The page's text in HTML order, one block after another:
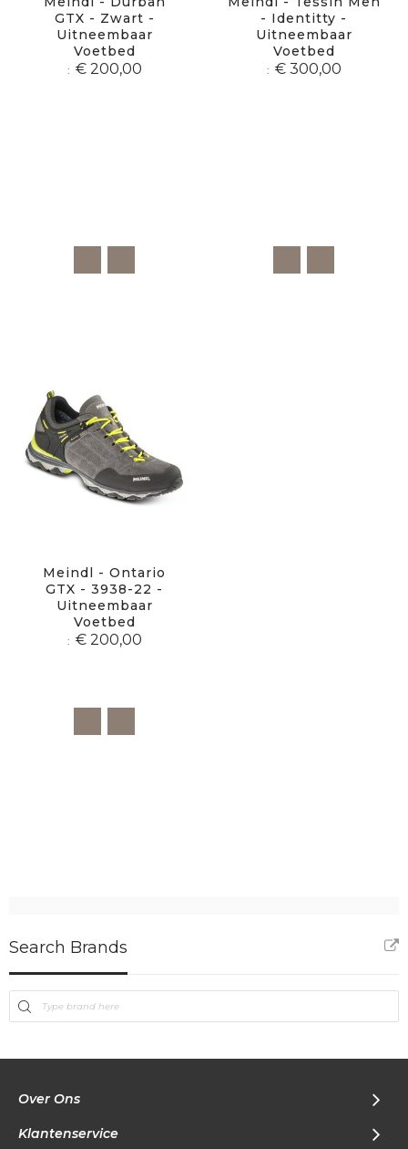
GTX - Zwart -
Uitneembaar
Voetbed
€ 200,00
- Identitty -
Uitneembaar
Voetbed
€ 300,00
Meindl - Ontario
GTX - 3938-22 -
Uitneembaar
Voetbed
€ 200,00
Search Brands
Over Ons
Klantenservice